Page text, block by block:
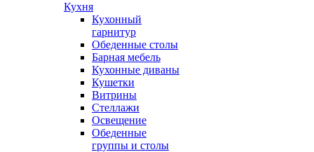
Кухня
Кухонный
гарнитур
Обеденные столы
Барная мебель
Кухонные диваны
Кушетки
Витрины
Стеллажи
Освещение
Обеденные
группы и столы